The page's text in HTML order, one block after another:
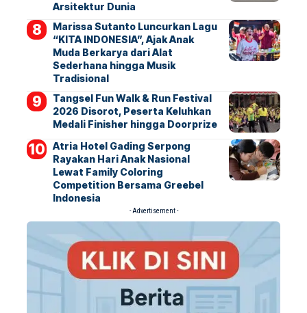
Arsitektur Dunia
Marissa Sutanto Luncurkan Lagu
“KITA INDONESIA”, Ajak Anak
Muda Berkarya dari Alat
Sederhana hingga Musik
Tradisional
Tangsel Fun Walk & Run Festival
2026 Disorot, Peserta Keluhkan
Medali Finisher hingga Doorprize
Atria Hotel Gading Serpong
Rayakan Hari Anak Nasional
Lewat Family Coloring
Competition Bersama Greebel
Indonesia
- Advertisement -